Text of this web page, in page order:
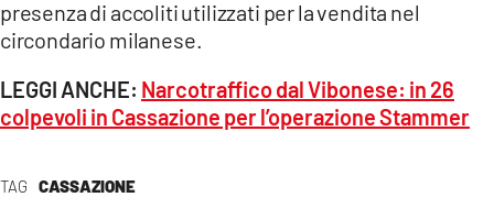
TAG CASSAZIONE
presenza di accoliti utilizzati per la vendita nel
circondario milanese.
LEGGI ANCHE: Narcotraffico dal Vibonese: in 26
colpevoli in Cassazione per l’operazione Stammer